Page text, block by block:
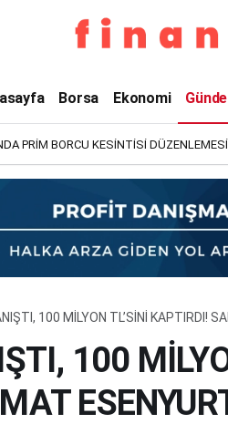
Borsa Ekonomi
PRİM BORCU KESİNTİSİ DÜZENLEMESİ
100 MİLYON TL’SİNİ KAPTIRDI!
100